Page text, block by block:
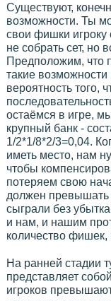
Существуют,
возможности. Ты
свои фишки
не собрать сет, но
Предположим, что
такие
вероятность того,
остаёмся в игре,
крупный банк -
1/2*1/8*2/3=0,04.
иметь место, нам
чтобы
потеряем свою
должен превышать
сыграли без
и нам, и нашим
количество фишек,
На ранней стадии
представляет
игроков